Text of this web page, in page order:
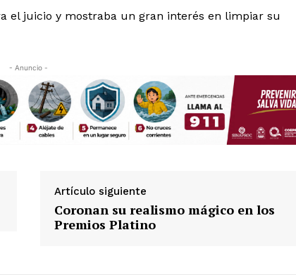
el juicio y mostraba un gran interés en limpiar su
- Anuncio -
Artículo siguiente
Coronan su realismo mágico en los
Premios Platino